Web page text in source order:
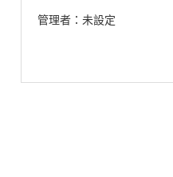
管理者：未設定